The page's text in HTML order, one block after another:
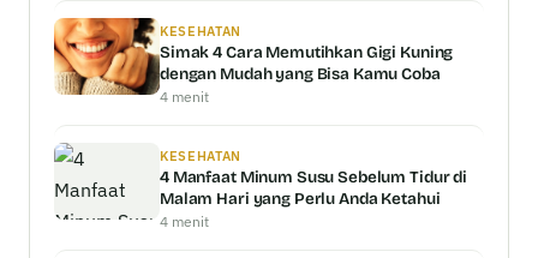
KESEHATAN
Simak 4 Cara Memutihkan Gigi Kuning
dengan Mudah yang Bisa Kamu Coba
4 menit
KESEHATAN
4 Manfaat Minum Susu Sebelum Tidur di
Malam Hari yang Perlu Anda Ketahui
4 menit